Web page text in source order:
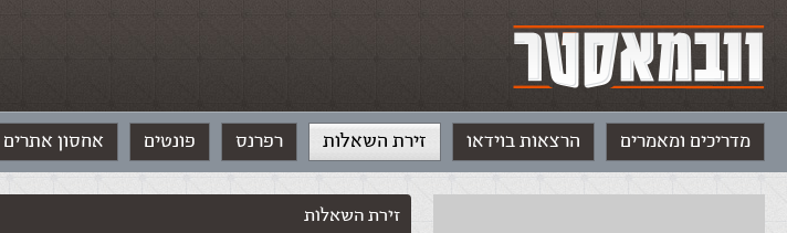
מדריכים ומאמרים הרצאות בוידאו זירת השאלות רפרנס פונטים אחסון אתרים
זירת השאלות